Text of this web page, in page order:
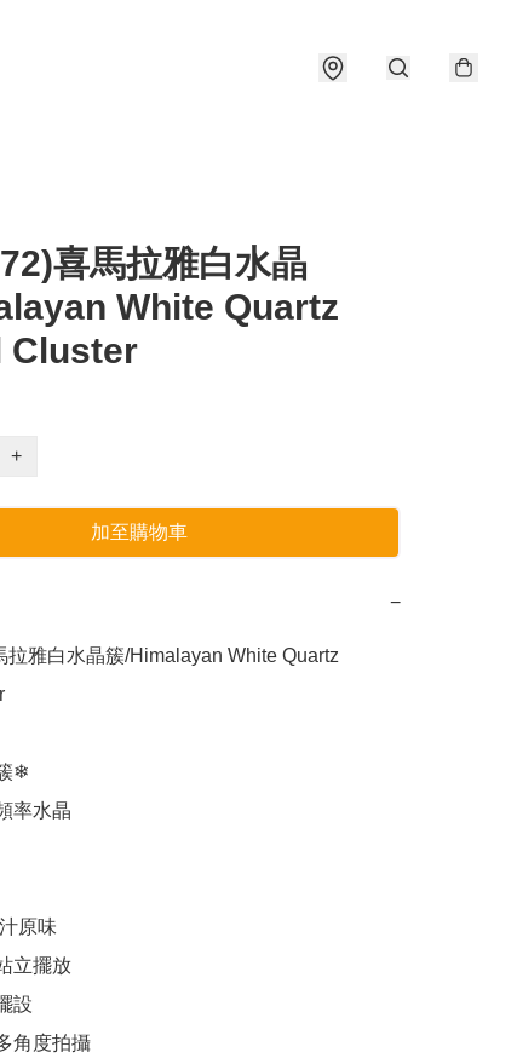
喜馬拉雅白水晶
White Quartz
Cluster
+
加至購物車
−
拉雅白水晶簇/Himalayan White Quartz
❄
率水晶
原味
立擺放
設
角度拍攝